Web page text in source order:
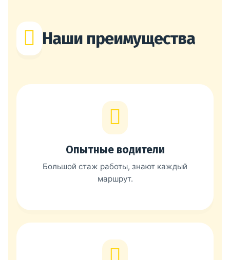
Наши преимущества
Опытные водители
Большой стаж работы, знают каждый
маршрут.